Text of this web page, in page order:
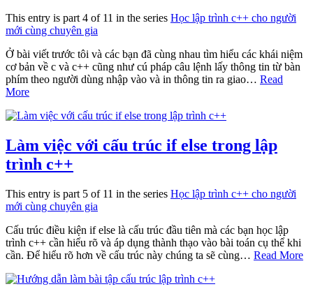
This entry is part 4 of 11 in the series Học lập trình c++ cho người
mới cùng chuyên gia
Ở bài viết trước tôi và các bạn đã cùng nhau tìm hiểu các khái niệm
cơ bản về c và c++ cũng như cú pháp câu lệnh lấy thông tin từ bàn
phím theo người dùng nhập vào và in thông tin ra giao… Read
More
Làm việc với cấu trúc if else trong lập
trình c++
This entry is part 5 of 11 in the series Học lập trình c++ cho người
mới cùng chuyên gia
Cấu trúc điều kiện if else là cấu trúc đầu tiên mà các bạn học lập
trình c++ cần hiểu rõ và áp dụng thành thạo vào bài toán cụ thể khi
cần. Để hiểu rõ hơn về cấu trúc này chúng ta sẽ cùng… Read More